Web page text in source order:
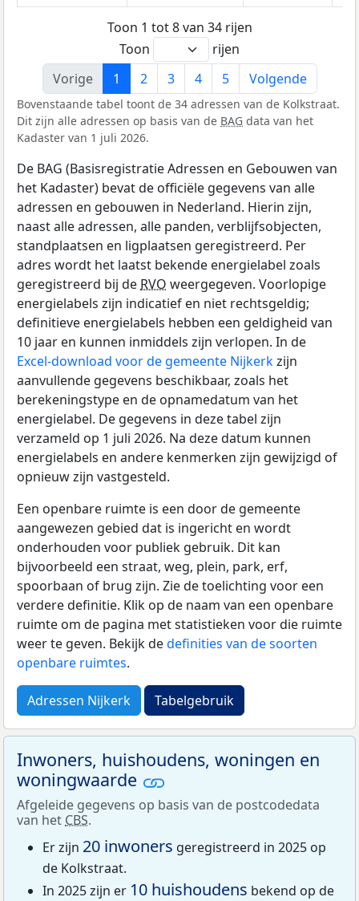
Toon 1 tot 8 van 34 rijen
Toon
rijen
Vorige
1 2 3 4 5 Volgende
Bovenstaande tabel toont de 34 adressen van de Kolkstraat.
Dit zijn alle adressen op basis van de BAG data van het
Kadaster van 1 juli 2026.
De BAG (Basisregistratie Adressen en Gebouwen van
het Kadaster) bevat de officiële gegevens van alle
adressen en gebouwen in Nederland. Hierin zijn,
naast alle adressen, alle panden, verblijfsobjecten,
standplaatsen en ligplaatsen geregistreerd. Per
adres wordt het laatst bekende energielabel zoals
geregistreerd bij de RVO weergegeven. Voorlopige
energielabels zijn indicatief en niet rechtsgeldig;
definitieve energielabels hebben een geldigheid van
10 jaar en kunnen inmiddels zijn verlopen. In de
Excel-download voor de gemeente Nijkerkzijn
aanvullende gegevens beschikbaar, zoals het
berekeningstype en de opnamedatum van het
energielabel. De gegevens in deze tabel zijn
verzameld op 1 juli 2026. Na deze datum kunnen
energielabels en andere kenmerken zijn gewijzigd of
opnieuw zijn vastgesteld.
Een openbare ruimte is een door de gemeente
aangewezen gebied dat is ingericht en wordt
onderhouden voor publiek gebruik. Dit kan
bijvoorbeeld een straat, weg, plein, park, erf,
spoorbaan of brug zijn. Zie de toelichting voor een
verdere definitie. Klik op de naam van een openbare
ruimte om de pagina met statistieken voor die ruimte
weer te geven. Bekijk dedefinities van de soorten
openbare ruimtes.
Adressen Nijkerk Tabelgebruik
Inwoners, huishoudens, woningen en
woningwaarde
Afgeleide gegevens op basis van de postcodedata
van het CBS.
Er zijn 20 inwoners geregistreerd in 2025 op
de Kolkstraat.
In 2025 zijn er 10 huishoudens bekend op de